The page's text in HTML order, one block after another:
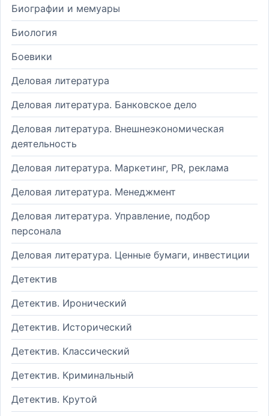
Биографии и мемуары
Биология
Боевики
Деловая литература
Деловая литература. Банковское дело
Деловая литература. Внешнеэкономическая
деятельность
Деловая литература. Маркетинг, PR, реклама
Деловая литература. Менеджмент
Деловая литература. Управление, подбор
персонала
Деловая литература. Ценные бумаги, инвестиции
Детектив
Детектив. Иронический
Детектив. Исторический
Детектив. Классический
Детектив. Криминальный
Детектив. Крутой